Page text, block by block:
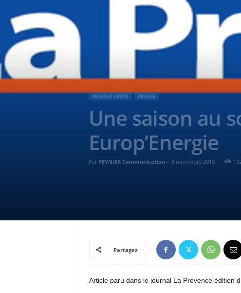
PEYNIER INFOS PRESSE
Une saison au
Europ’Energie
Par PEYNIER Communication- 3 novembre 2018
Partagez
Article paru dans le journal La Provence édition